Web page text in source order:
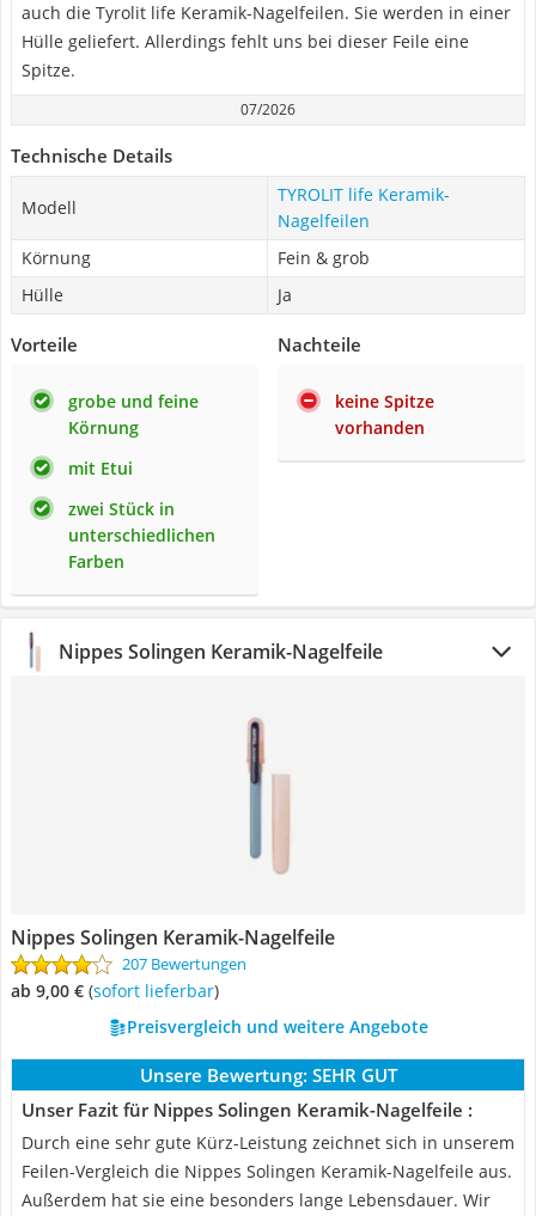
auch die Tyrolit life Keramik-Nagelfeilen. Sie werden in einer
Hülle geliefert. Allerdings fehlt uns bei dieser Feile eine
Spitze.
07/2026
Technische Details
Modell
TYROLIT life Keramik-
Nagelfeilen
Körnung
Fein & grob
Hülle
Ja
Vorteile
grobe und feine
Körnung
mit Etui
zwei Stück in
unterschiedlichen
Farben
Nachteile
keine Spitze
vorhanden
Nippes Solingen Keramik-Nagelfeile
Nippes Solingen Keramik-Nagelfeile
207 Bewertungen
ab 9,00 € ( Sofort lieferbar)
Preisvergleich und weitere Angebote
Unsere Bewertung: SEHR GUT
Unser Fazit für Nippes Solingen Keramik-Nagelfeile :
Durch eine sehr gute Kürz-Leistung zeichnet sich in unserem
Feilen-Vergleich die Nippes Solingen Keramik-Nagelfeile aus.
Außerdem hat sie eine besonders lange Lebensdauer. Wir